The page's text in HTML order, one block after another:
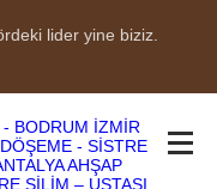
lider yine biziz.